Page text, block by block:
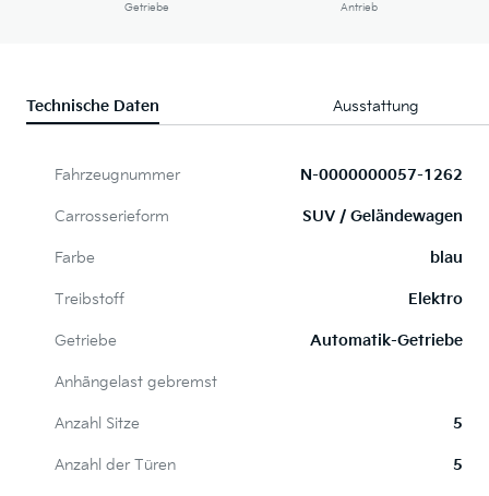
Getriebe
Antrieb
Technische Daten Ausstattung
Fahrzeugnummer N-0000000057-1262
Carrosserieform SUV / Geländewagen
Farbe blau
Treibstoff Elektro
Getriebe Automatik-Getriebe
Anhängelast gebremst
Anzahl Sitze 5
Anzahl der Türen 5